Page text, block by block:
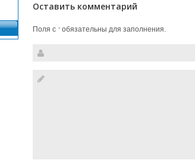
Оставить комментарий
Поля с *обязательны для заполнения.